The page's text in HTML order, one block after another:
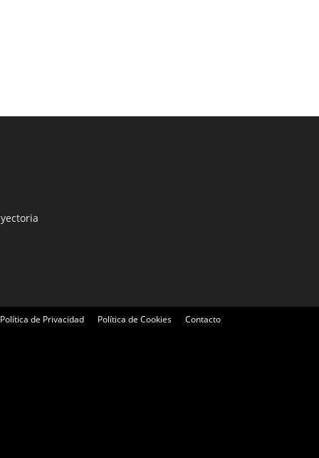
Política de Privacidad Política de Cookies Contacto